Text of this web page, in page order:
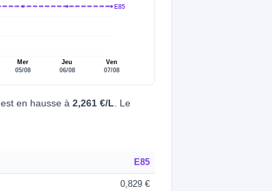
Mer
05/08
Jeu
06/08
Ven
07/08
E85
est en hausse à 2,261 €/L . Le
E85
0,829 €